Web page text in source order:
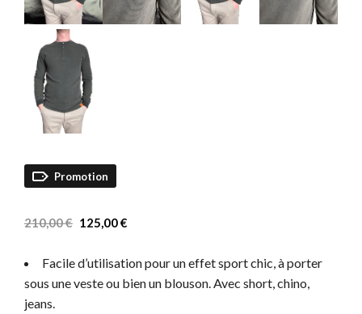
Promotion
210,00€ Le
initial
125,00€
actuel
Facile d’utilisation pour un effet sport chic, à porter
sous une veste ou bien un blouson. Avec short, chino,
jeans.